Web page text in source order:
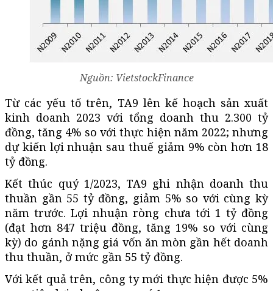
Nguồn: VietstockFinance
Từ các yếu tố trên, TA9 lên kế hoạch sản xuất
kinh doanh 2023 với tổng doanh thu 2.300 tỷ
đồng, tăng 4% so với thực hiện năm 2022; nhưng
dự kiến lợi nhuận sau thuế giảm 9% còn hơn 18
tỷ đồng.
Kết thúc quý 1/2023, TA9 ghi nhận doanh thu
thuần gần 55 tỷ đồng, giảm 5% so với cùng kỳ
năm trước. Lợi nhuận ròng chưa tới 1 tỷ đồng
(đạt hơn 847 triệu đồng, tăng 19% so với cùng
kỳ) do gánh nặng giá vốn ăn mòn gần hết doanh
thu thuần, ở mức gần 55 tỷ đồng.
Với kết quả trên, công ty mới thực hiện được 5%